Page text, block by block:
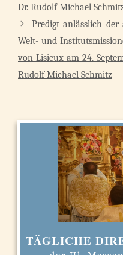
Dr. Rudolf Michael
Predigt anlässlich
Welt- und
von Lisieux am 24.
Rudolf Michael Schmitz
TÄGLICHE